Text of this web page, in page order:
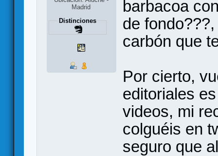
Madrid
Distinciones
barbacoa
de
carbón que
Por cierto,
editoriales
videos, mi
colguéis en
seguro que